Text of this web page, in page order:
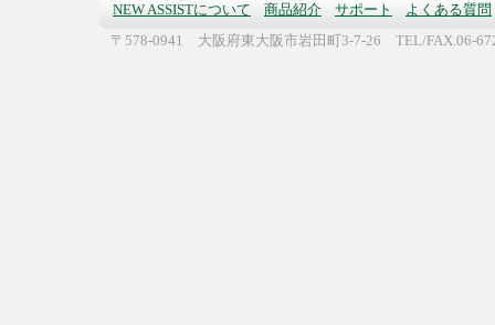
NEW ASSISTについて 商品紹介 サポート
よくある質問
〒578-0941 大阪府東大阪市岩田町3-7-26 TEL/FAX.06-